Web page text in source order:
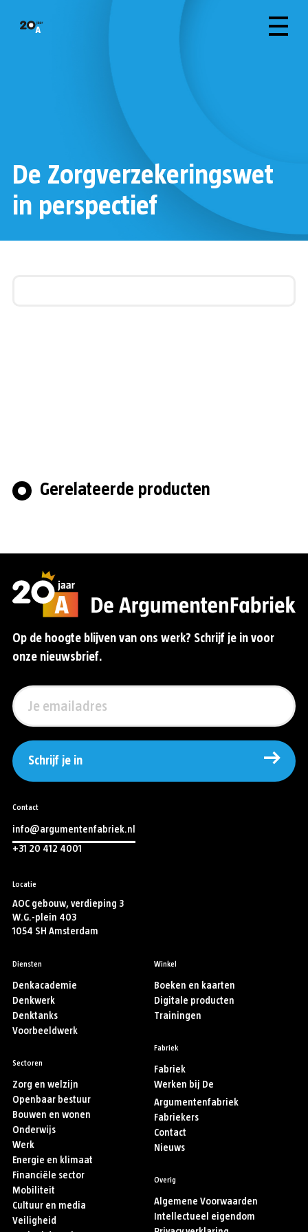
De Zorgverzekeringswet
in perspectief
Gerelateerde producten
Op de hoogte blijven van ons werk? Schrijf je in voor
onze nieuwsbrief.
Schrijf je in
Contact
info@argumentenfabriek.nl
+31 20 412 4001
Locatie
AOC gebouw, verdieping 3
W.G.-plein 403
1054 SH Amsterdam
Diensten
Denkacademie
Denkwerk
Denktanks
Voorbeeldwerk
Sectoren
Zorg en welzijn
Openbaar bestuur
Bouwen en wonen
Onderwijs
Werk
Energie en klimaat
Financiële sector
Mobiliteit
Cultuur en media
Veiligheid
Winkel
Boeken en kaarten
Digitale producten
Trainingen
Fabriek
Fabriek
Werken bij De
Argumentenfabriek
Fabriekers
Contact
Nieuws
Overig
Algemene Voorwaarden
Intellectueel eigendom